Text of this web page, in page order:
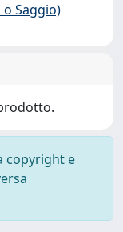
Saggio)
copyright e